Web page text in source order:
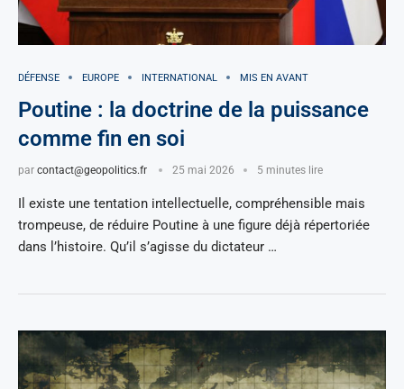
DÉFENSE EUROPE INTERNATIONAL MIS EN AVANT
Poutine : la doctrine de la puissance
comme fin en soi
par contact@geopolitics.fr 25 mai 2026 5 minutes lire
Il existe une tentation intellectuelle, compréhensible mais
trompeuse, de réduire Poutine à une figure déjà répertoriée
dans l’histoire. Qu’il s’agisse du dictateur …